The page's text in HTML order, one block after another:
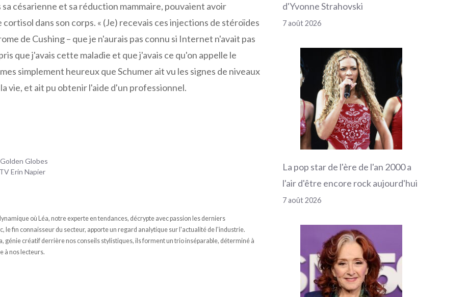
césarienne et sa réduction mammaire, pouvaient avoir
dans son corps. « (Je) recevais ces injections de stéroïdes
de Cushing – que je n'aurais pas connu si Internet n'avait pas
que j'avais cette maladie et que j'avais ce qu'on appelle le
simplement heureux que Schumer ait vu les signes de niveaux
vie, et ait pu obtenir l'aide d'un professionnel.
Globes
Erin Napier
où Léa, notre experte en tendances, décrypte avec passion les derniers
le fin connaisseur du secteur, apporte un regard analytique sur l'actualité de l'industrie.
génie créatif derrière nos conseils stylistiques, ils forment un trio inséparable, déterminé à
à nos lecteurs.
d'Yvonne Strahovski
7 août 2026
La pop star de l'ère de l'an 2000 a
l'air d'être encore rock aujourd'hui
7 août 2026